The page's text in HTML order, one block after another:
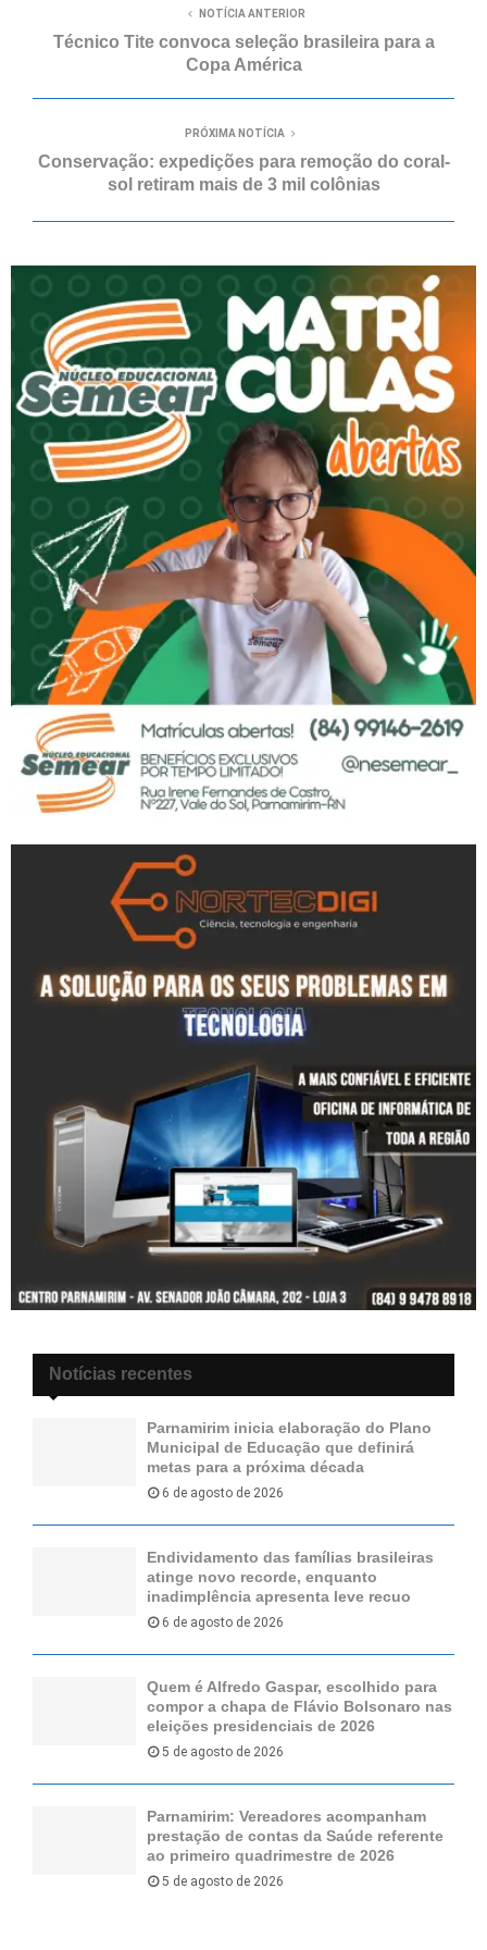
NOTÍCIA ANTERIOR
Técnico Tite convoca seleção brasileira para a
Copa América
PRÓXIMA NOTÍCIA
Conservação: expedições para remoção do coral-
sol retiram mais de 3 mil colônias
Notícias recentes
Parnamirim inicia elaboração do Plano
Municipal de Educação que definirá
metas para a próxima década
6 de agosto de 2026
Endividamento das famílias brasileiras
atinge novo recorde, enquanto
inadimplência apresenta leve recuo
6 de agosto de 2026
Quem é Alfredo Gaspar, escolhido para
compor a chapa de Flávio Bolsonaro nas
eleições presidenciais de 2026
5 de agosto de 2026
Parnamirim: Vereadores acompanham
prestação de contas da Saúde referente
ao primeiro quadrimestre de 2026
5 de agosto de 2026